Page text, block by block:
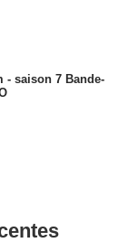
- saison 7 Bande-